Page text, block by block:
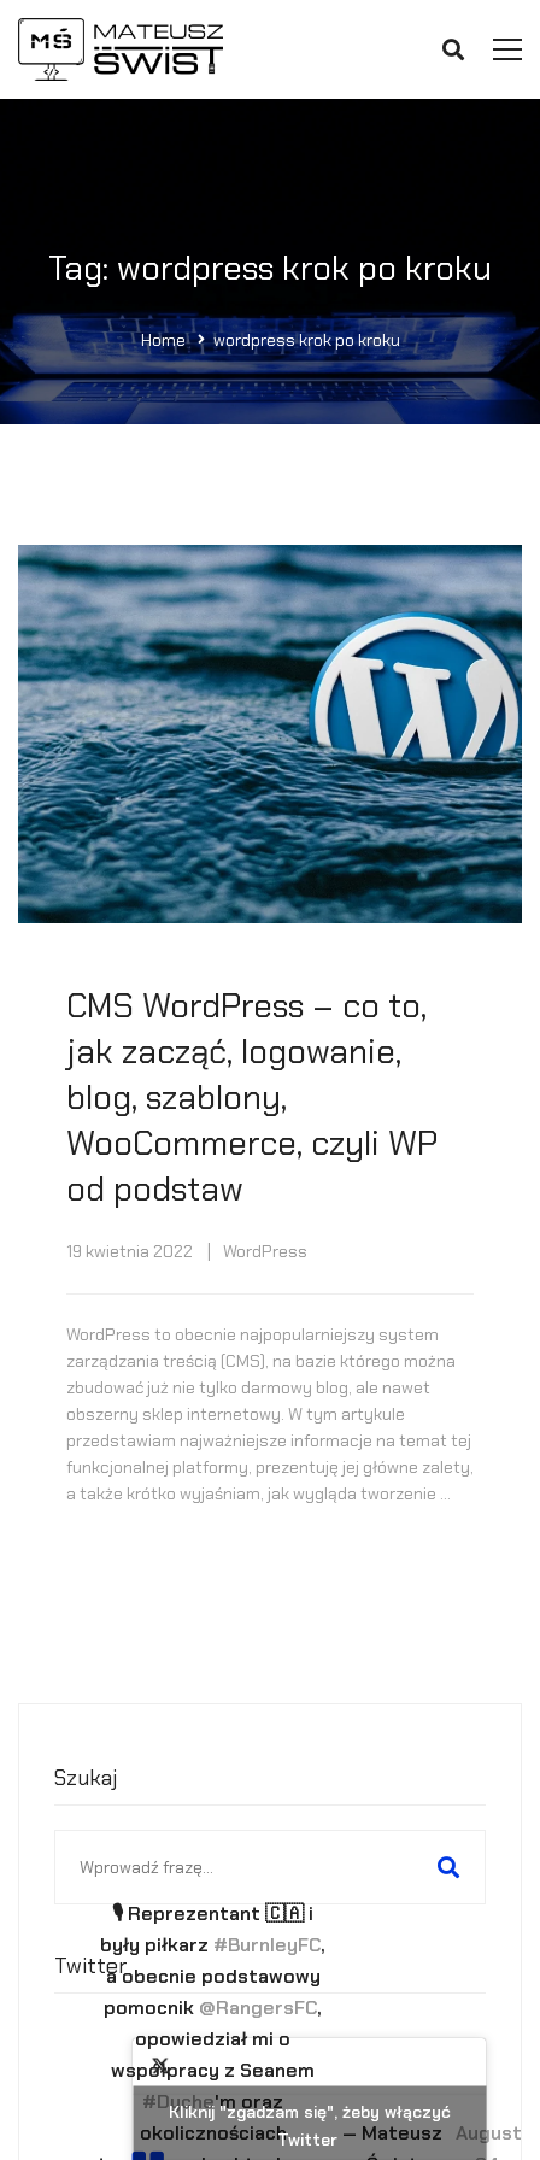
Tag: wordpress krok po kroku
Home wordpress krok po kroku
CMS WordPress – co to,
jak zacząć, logowanie,
blog, szablony,
WooCommerce, czyli WP
od podstaw
19 kwietnia 2022 WordPress
WordPress to obecnie najpopularniejszy system
zarządzania treścią (CMS), na bazie którego można
zbudować już nie tylko darmowy blog, ale nawet
obszerny sklep internetowy. W tym artykule
przedstawiam najważniejsze informacje na temat tej
funkcjonalnej platformy, prezentuję jej główne zalety,
a także krótko wyjaśniam, jak wygląda tworzenie …
Szukaj
Twitter
🎙 Reprezentant 🇨🇦 i
były piłkarz #BurnleyFC,
a obecnie podstawowy
pomocnik @RangersFC,
opowiedział mi o
współpracy z Seanem
#Dyche'm oraz
okolicznościach
— Mateusz August
Kliknij "zgadzam się", żeby włączyć
Twitter